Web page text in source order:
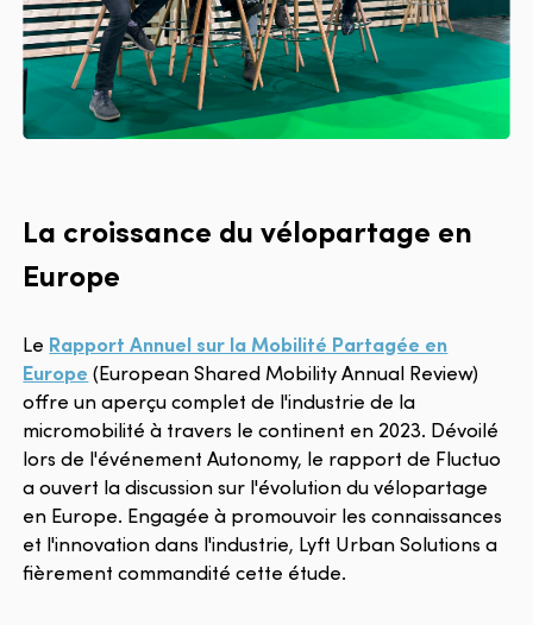
La croissance du vélopartage en
Europe
Le Rapport Annuel sur la Mobilité Partagée en
Europe (European Shared Mobility Annual Review)
offre un aperçu complet de l'industrie de la
micromobilité à travers le continent en 2023. Dévoilé
lors de l'événement Autonomy, le rapport de Fluctuo
a ouvert la discussion sur l'évolution du vélopartage
en Europe. Engagée à promouvoir les connaissances
et l'innovation dans l'industrie, Lyft Urban Solutions a
fièrement commandité cette étude.